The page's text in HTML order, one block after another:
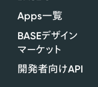
Apps一覧
BASEデザイン
マーケット
開発者向けAPI